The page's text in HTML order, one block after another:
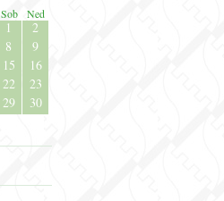
Sob Ned
1
2
8
9
15
16
22
23
29
30